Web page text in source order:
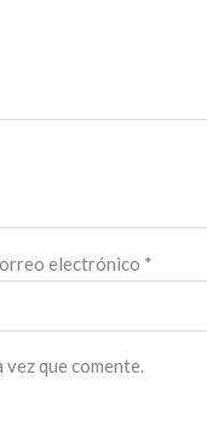
electrónico *
que comente.